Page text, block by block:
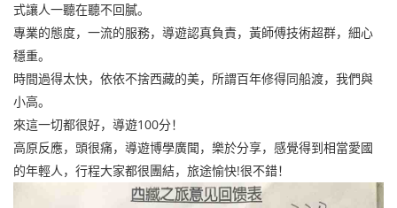
式讓人一聽在聽不回膩。
專業的態度，一流的服務，導遊認真負責，黃師傅技術超群，細心
穩重。
時間過得太快，依依不捨西藏的美，所謂百年修得同船渡，我們與
小高。
來這一切都很好，導遊100分！
高原反應，頭很痛，導遊博學廣聞，樂於分享，感覺得到相當愛國
的年輕人，行程大家都很團結，旅途愉快!很不錯！